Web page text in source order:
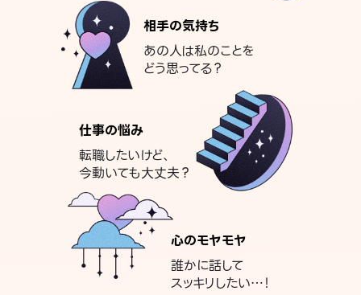
相手の気持ち
あの人は私のことを
どう思ってる？
仕事の悩み
転職したいけど、
今動いても大丈夫？
心のモヤモヤ
誰かに話して
スッキリしたい…！